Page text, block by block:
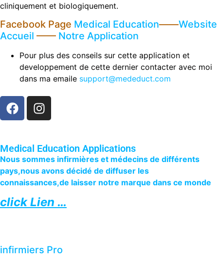
cliniquement et biologiquement.
Facebook Page Medical Education——Website
Accueil —— Notre Application
Pour plus des conseils sur cette application et
developpement de cette dernier contacter avec moi
dans ma emaile support@mededuct.com
Medical Education Applications
Nous sommes infirmières et médecins de différents
pays,nous avons décidé de diffuser les
connaissances,de laisser notre marque dans ce monde
click Lien …
infirmiers Pro